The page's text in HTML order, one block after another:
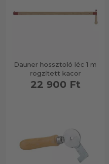
Dauner hossztoló léc 1 m
rögzített kacor
22 900 Ft